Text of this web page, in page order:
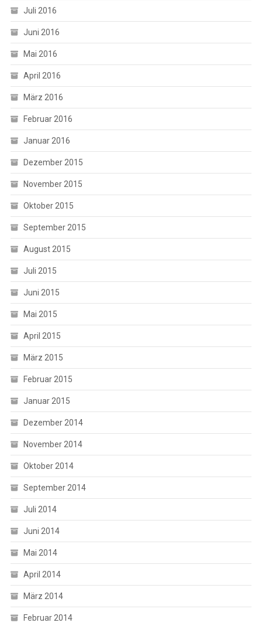
Juli 2016
Juni 2016
Mai 2016
April 2016
März 2016
Februar 2016
Januar 2016
Dezember 2015
November 2015
Oktober 2015
September 2015
August 2015
Juli 2015
Juni 2015
Mai 2015
April 2015
März 2015
Februar 2015
Januar 2015
Dezember 2014
November 2014
Oktober 2014
September 2014
Juli 2014
Juni 2014
Mai 2014
April 2014
März 2014
Februar 2014